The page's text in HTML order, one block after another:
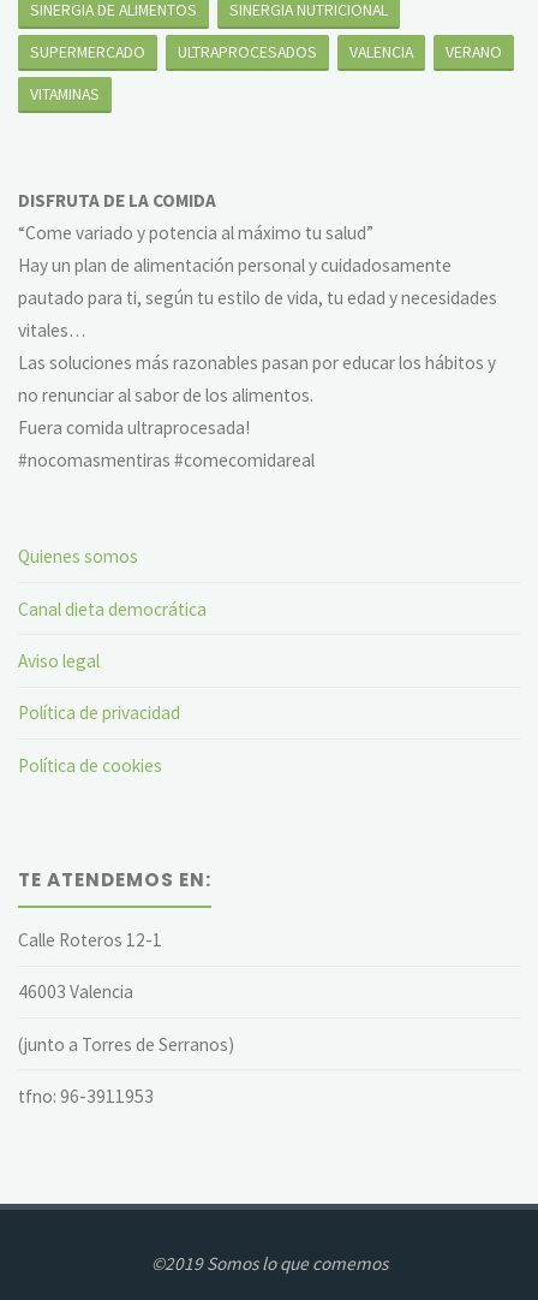
SINERGIA DE ALIMENTOS
SINERGIA NUTRICIONAL
SUPERMERCADO
ULTRAPROCESADOS VALENCIA
VERANO
VITAMINAS
DISFRUTA DE LA COMIDA
“Come variado y potencia al máximo tu salud”
Hay un plan de alimentación personal y cuidadosamente
pautado para ti, según tu estilo de vida, tu edad y necesidades
vitales…
Las soluciones más razonables pasan por educar los hábitos y
no renunciar al sabor de los alimentos.
Fuera comida ultraprocesada!
#nocomasmentiras #comecomidareal
Quienes somos
Canal dieta democrática
Aviso legal
Política de privacidad
Política de cookies
TE ATENDEMOS EN:
Calle Roteros 12-1
46003 Valencia
(junto a Torres de Serranos)
tfno: 96-3911953
©2019 Somos lo que comemos